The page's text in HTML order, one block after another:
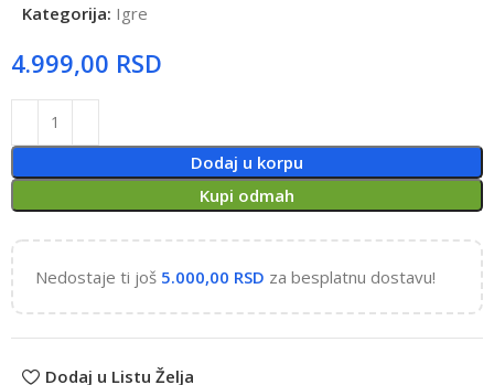
Kategorija: Igre
RSD
Dodaj u korpu
Kupi odmah
Nedostaje ti još 5.000,00 RSD za besplatnu dostavu!
Dodaj u Listu Želja